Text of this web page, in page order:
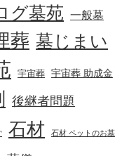
グ墓苑 一般墓
葬 墓じまい
宇宙葬 宇宙葬 助成金
後継者問題
石材 石材 ペットのお墓